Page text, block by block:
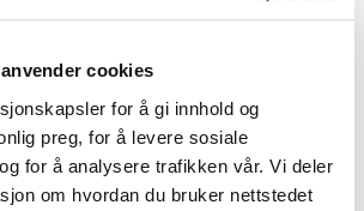
cookies
for å gi innhold og
preg, for å levere sosiale
for å analysere trafikken vår. Vi deler
om hvordan du bruker nettstedet
(ubehandlet)
kg